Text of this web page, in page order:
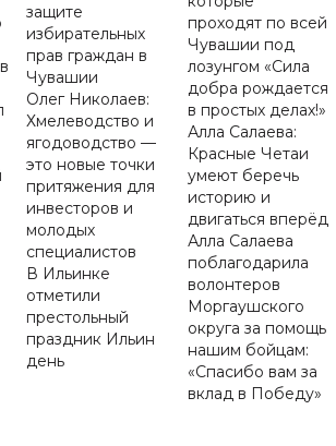
защите
избирательных
прав граждан в
Чувашии
Олег Николаев:
Хмелеводство и
ягодоводство —
это новые точки
притяжения для
инвесторов и
молодых
специалистов
В Ильинке
отметили
престольный
праздник Ильин
день
проходят по всей
Чувашии под
лозунгом «Сила
добра рождается
в простых делах!»
Алла Салаева:
Красные Четаи
умеют беречь
историю и
двигаться вперёд
Алла Салаева
поблагодарила
волонтеров
Моргаушского
округа за помощь
нашим бойцам:
«Спасибо вам за
вклад в Победу»